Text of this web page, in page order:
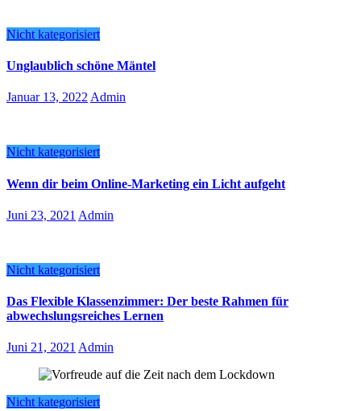
Nicht kategorisiert
Unglaublich schöne Mäntel
Januar 13, 2022 Admin
Nicht kategorisiert
Wenn dir beim Online-Marketing ein Licht aufgeht
Juni 23, 2021 Admin
Nicht kategorisiert
Das Flexible Klassenzimmer: Der beste Rahmen für
abwechslungsreiches Lernen
Juni 21, 2021 Admin
Nicht kategorisiert